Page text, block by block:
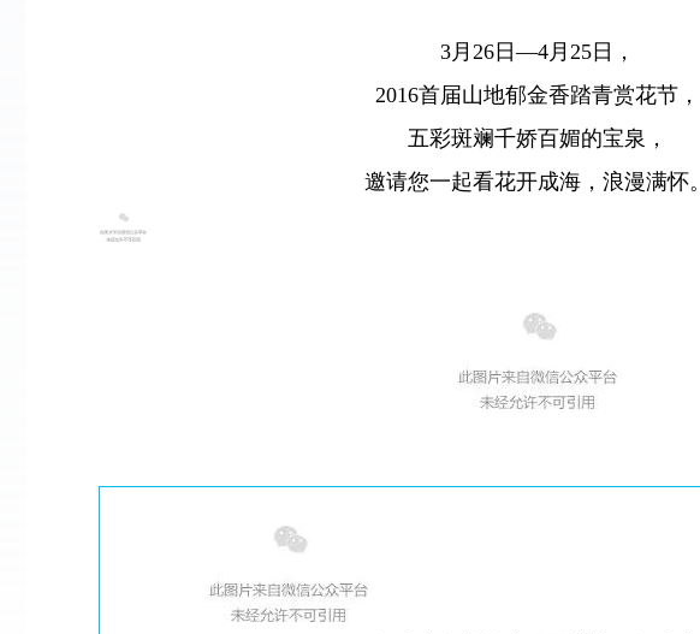
3月26日—4月25日，
2016首届山地郁金香踏青赏花节，
五彩斑斓千娇百媚的宝泉，
邀请您一起看花开成海，浪漫满怀。